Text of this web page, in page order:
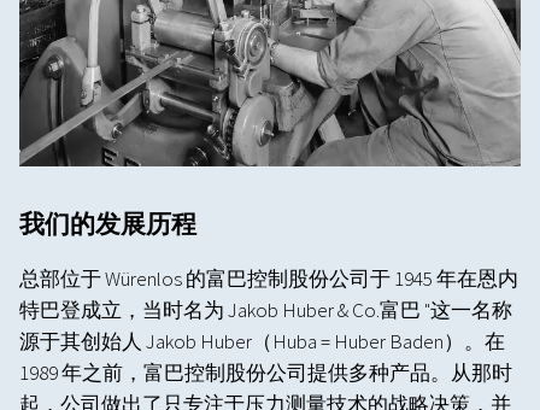
我们的发展历程
总部位于 Würenlos 的富巴控制股份公司于 1945 年在恩内
特巴登成立，当时名为 Jakob Huber & Co.富巴 "这一名称
源于其创始人 Jakob Huber（Huba = Huber Baden）。在
1989 年之前，富巴控制股份公司提供多种产品。从那时
起，公司做出了只专注于压力测量技术的战略决策，并